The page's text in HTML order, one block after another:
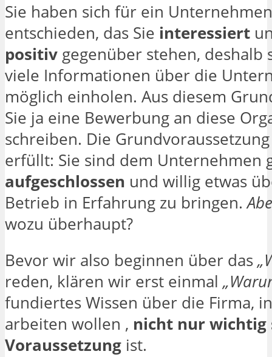
Sie haben sich für ein Unternehmen
entschieden, das Sie interessiert
positiv gegenüber stehen, deshalb
viele Informationen über die
möglich einholen. Aus diesem
Sie ja eine Bewerbung an diese
schreiben. Die
erfüllt: Sie sind dem Unternehmen
aufgeschlossen und willig etwas
Betrieb in Erfahrung zu bringen.
wozu überhaupt?
Bevor wir also beginnen über das
reden, klären wir erst einmal
fundiertes Wissen über die Firma,
arbeiten wollen , nicht nur wichtig
Voraussetzung ist.